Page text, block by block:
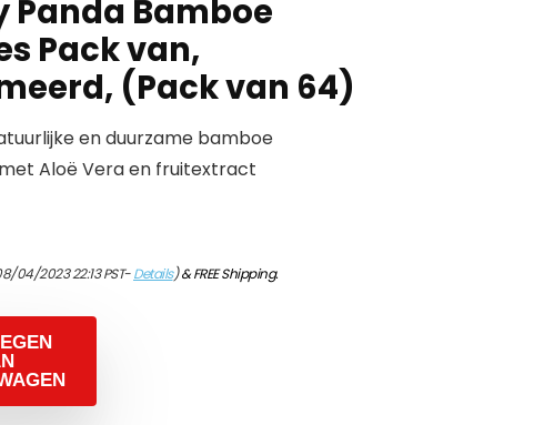
Panda Bamboe
Pack van,
(Pack van 64)
en duurzame bamboe
Aloë Vera en fruitextract
04/2023 22:13 PST-Details)&FREE Shipping.